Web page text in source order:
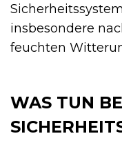
insbesondere
feuchten
WAS TUN